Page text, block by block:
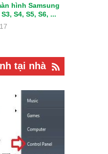
hình Samsung
S4, S5, S6, ...
tại nhà